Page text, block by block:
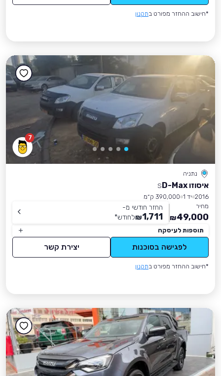
*חישוב ההחזר מפורט בתקנון
7
נתניה
איסוזו D-Max
S
2016 יד 1
390,000 ק״מ
מחיר
49,000
₪
החזר חודשי מ-
1,711
₪לחודש*
תוספות לעיסקה
לפגישה בסוכנות יצירת קשר
*חישוב ההחזר מפורט בתקנון